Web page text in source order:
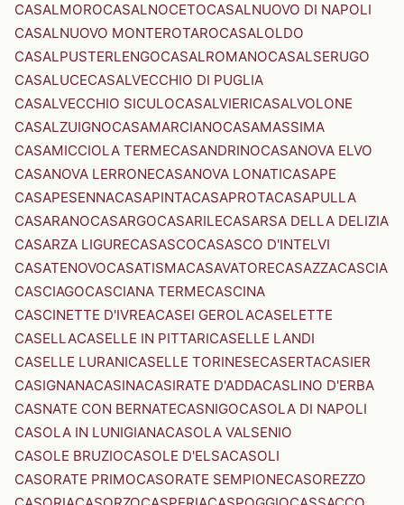
CASALMOROCASALNOCETOCASALNUOVO DI NAPOLI
CASALNUOVO MONTEROTAROCASALOLDO
CASALPUSTERLENGOCASALROMANOCASALSERUGO
CASALUCECASALVECCHIO DI PUGLIA
CASALVECCHIO SICULOCASALVIERICASALVOLONE
CASALZUIGNOCASAMARCIANOCASAMASSIMA
CASAMICCIOLA TERMECASANDRINOCASANOVA ELVO
CASANOVA LERRONECASANOVA LONATICASAPE
CASAPESENNACASAPINTACASAPROTACASAPULLA
CASARANOCASARGOCASARILECASARSA DELLA DELIZIA
CASARZA LIGURECASASCOCASASCO D'INTELVI
CASATENOVOCASATISMACASAVATORECASAZZACASCIA
CASCIAGOCASCIANA TERMECASCINA
CASCINETTE D'IVREACASEI GEROLACASELETTE
CASELLACASELLE IN PITTARICASELLE LANDI
CASELLE LURANICASELLE TORINESECASERTACASIER
CASIGNANACASINACASIRATE D'ADDACASLINO D'ERBA
CASNATE CON BERNATECASNIGOCASOLA DI NAPOLI
CASOLA IN LUNIGIANACASOLA VALSENIO
CASOLE BRUZIOCASOLE D'ELSACASOLI
CASORATE PRIMOCASORATE SEMPIONECASOREZZO